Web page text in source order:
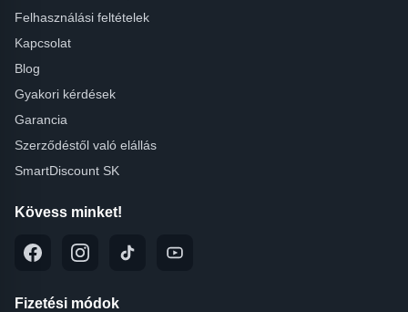
Felhasználási feltételek
Kapcsolat
Blog
Gyakori kérdések
Garancia
Szerződéstől való elállás
SmartDiscount SK
Kövess minket!
Fizetési módok